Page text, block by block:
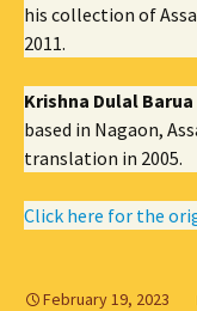
his collection of
2011.
Krishna Dulal Barua
based in Nagaon,
translation in 2005.
Click here for the
February 19, 2023